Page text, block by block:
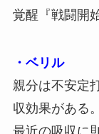
覚醒『戦闘開
・ベリル
親分は不安定
収効果がある。